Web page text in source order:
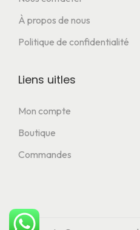
À propos de nous
Politique de confidentialité
Liens uitles
Mon compte
Boutique
Commandes